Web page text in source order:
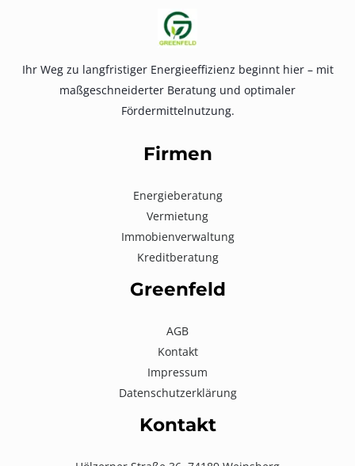
Ihr Weg zu langfristiger Energieeffizienz beginnt hier – mit
maßgeschneiderter Beratung und optimaler
Fördermittelnutzung.
Firmen
Energieberatung
Vermietung
Immobienverwaltung
Kreditberatung
Greenfeld
AGB
Kontakt
Impressum
Datenschutzerklärung
Kontakt